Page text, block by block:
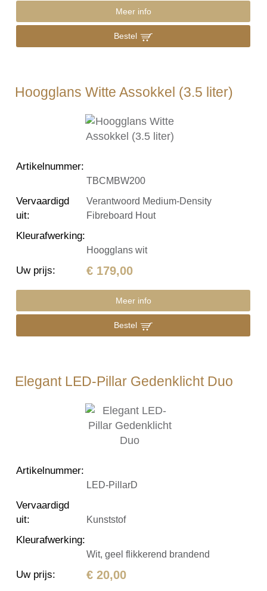
Meer info
Bestel
Hoogglans Witte Assokkel (3.5 liter)
Artikelnummer:
TBCMBW200
Vervaardigd
uit:
Verantwoord Medium-Density
Fibreboard Hout
Kleurafwerking:
Hoogglans wit
Uw prijs: € 179,00
Meer info
Bestel
Elegant LED-Pillar Gedenklicht Duo
Artikelnummer:
LED-PillarD
Vervaardigd
uit: Kunststof
Kleurafwerking:
Wit, geel flikkerend brandend
Uw prijs: € 20,00